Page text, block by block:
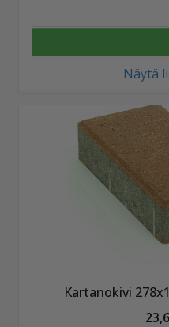
Näytä
Kartanokivi